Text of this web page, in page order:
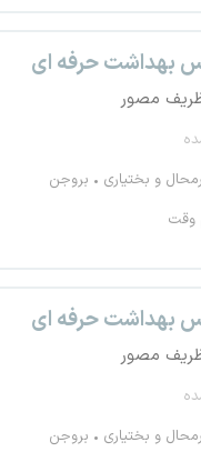
بهداشت حرفه ای
مصور
و بختیاری
بروجن
وقت
بهداشت حرفه ای
مصور
و بختیاری
بروجن